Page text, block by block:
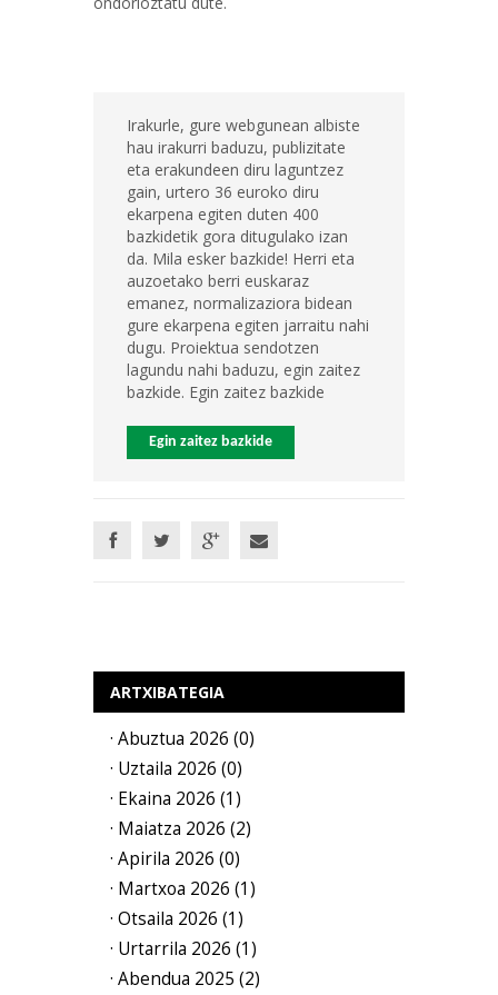
Irakurle, gure webgunean albiste
hau irakurri baduzu, publizitate
eta erakundeen diru laguntzez
gain, urtero 36 euroko diru
ekarpena egiten duten 400
bazkidetik gora ditugulako izan
da. Mila esker bazkide! Herri eta
auzoetako berri euskaraz
emanez, normalizaziora bidean
gure ekarpena egiten jarraitu nahi
dugu. Proiektua sendotzen
lagundu nahi baduzu, egin zaitez
bazkide. Egin zaitez bazkide
Egin zaitez bazkide
ARTXIBATEGIA
· Abuztua 2026 (0)
· Uztaila 2026 (0)
· Ekaina 2026 (1)
· Maiatza 2026 (2)
· Apirila 2026 (0)
· Martxoa 2026 (1)
· Otsaila 2026 (1)
· Urtarrila 2026 (1)
· Abendua 2025 (2)